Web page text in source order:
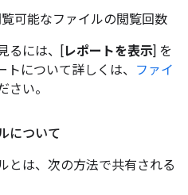
可能なファイルの閲覧回数
るには、[ レポートを表示 ] を
について詳しくは、
ファイ
さい。
について
とは、次の方法で共有される